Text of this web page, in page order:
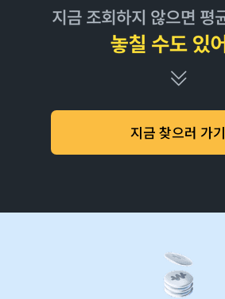
지금 찾으러 가기